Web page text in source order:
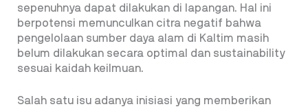
sepenuhnya dapat dilakukan di lapangan. Hal ini
berpotensi memunculkan citra negatif bahwa
pengelolaan sumber daya alam di Kaltim masih
belum dilakukan secara optimal dan sustainability
sesuai kaidah keilmuan.
Salah satu isu adanya inisiasi yang memberikan